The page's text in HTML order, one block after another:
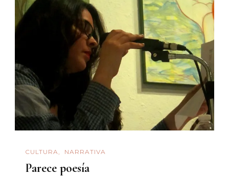
CULTURA NARRATIVA
Parece poesía